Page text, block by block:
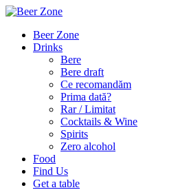
Beer Zone
Drinks
Bere
Bere draft
Ce recomandăm
Prima dată?
Rar / Limitat
Cocktails & Wine
Spirits
Zero alcohol
Food
Find Us
Get a table